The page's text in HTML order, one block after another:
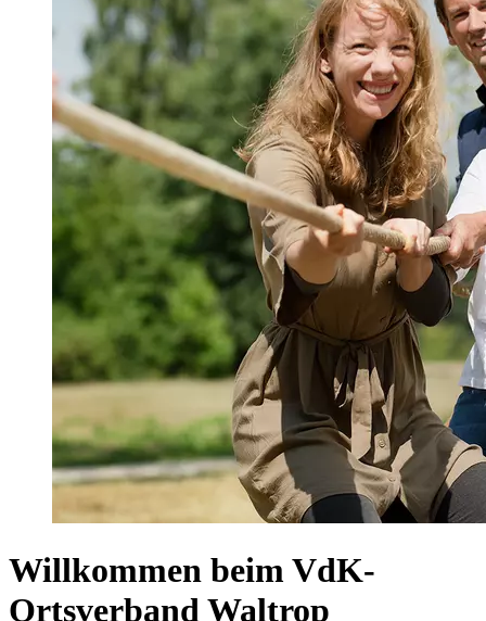
Willkommen beim VdK-
Ortsverband Waltrop